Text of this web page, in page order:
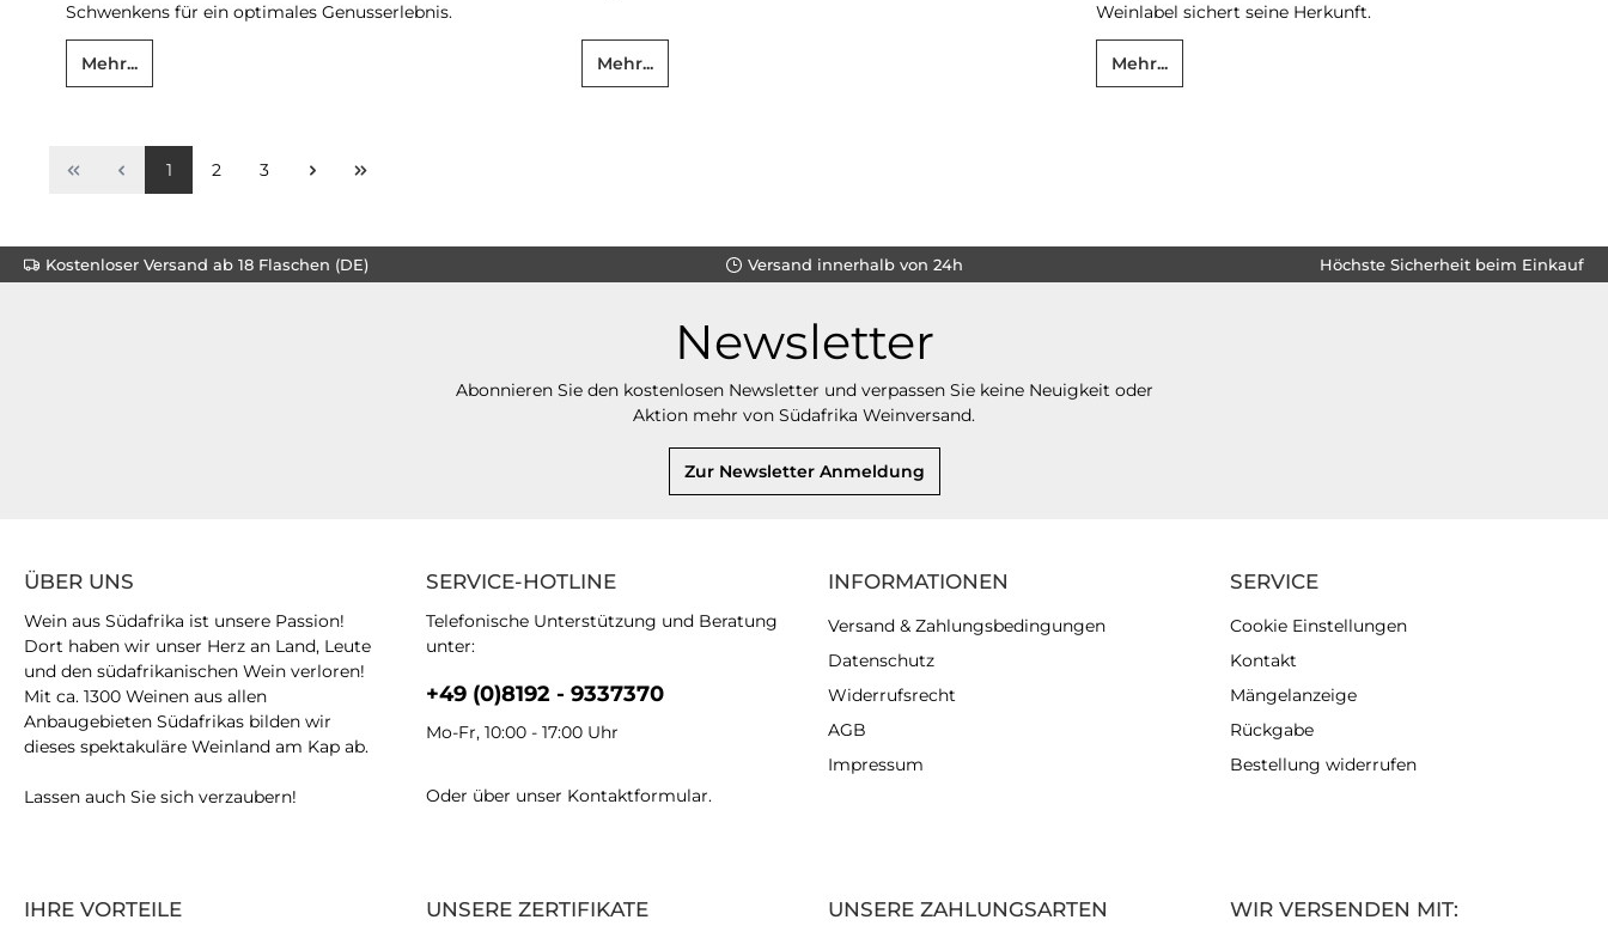
Schwenkens für ein optimales Genusserlebnis.
Mehr... Mehr...
Weinlabel sichert seine Herkunft.
Mehr...
1 2 3
Kostenloser Versand ab 18 Flaschen (DE) Versand innerhalb von 24h Höchste Sicherheit beim Einkauf
Newsletter
Abonnieren Sie den kostenlosen Newsletter und verpassen Sie keine Neuigkeit oder
Aktion mehr von Südafrika Weinversand.
Zur Newsletter Anmeldung
SERVICE-HOTLINE
Telefonische Unterstützung und Beratung
unter:
+49 (0)8192 - 9337370
Mo-Fr, 10:00 - 17:00 Uhr
Oder über unser Kontaktformular.
IHRE VORTEILE UNSERE ZAHLUNGSARTEN
ÜBER UNS
Wein aus Südafrika ist unsere Passion!
Dort haben wir unser Herz an Land, Leute
und den südafrikanischen Wein verloren!
Mit ca. 1300 Weinen aus allen
Anbaugebieten Südafrikas bilden wir
dieses spektakuläre Weinland am Kap ab.
Lassen auch Sie sich verzaubern!
UNSERE ZERTIFIKATE
INFORMATIONEN
Versand & Zahlungsbedingungen
Datenschutz
Widerrufsrecht
AGB
Impressum
SERVICE
Cookie Einstellungen
Kontakt
Mängelanzeige
Rückgabe
Bestellung widerrufen
WIR VERSENDEN MIT: